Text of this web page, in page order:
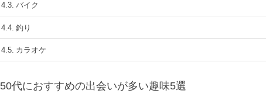
バイク
釣り
カラオケ
50代におすすめの出会いが多い趣味5選